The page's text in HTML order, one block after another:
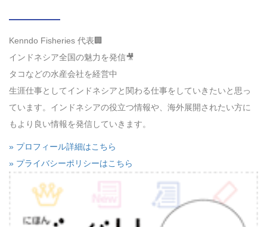
Kenndo Fisheries 代表🏢
インドネシア全国の魅力を発信🎥
タコなどの水産会社を経営中
生涯仕事としてインドネシアと関わる仕事をしていきたいと思っ
ています。インドネシアの役立つ情報や、海外展開されたい方に
もより良い情報を発信していきます。
» プロフィール詳細はこちら
» プライバシーポリシーはこちら